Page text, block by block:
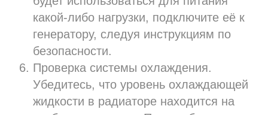
какой-либо нагрузки, подключите её к
генератору, следуя инструкциям по
безопасности.
Проверка системы охлаждения.
Убедитесь, что уровень охлаждающей
жидкости в радиаторе находится на